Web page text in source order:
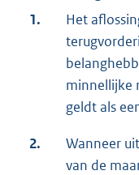
1.
Het
minnellijke
geldt als
2.
Wanneer
van de